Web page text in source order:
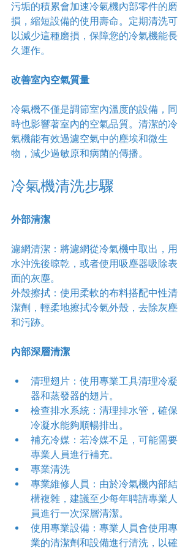
污垢的積累會加速冷氣機內部零件的磨
損，縮短設備的使用壽命。定期清洗可
以減少這種磨損，保障您的冷氣機能長
久運作。
改善室內空氣質量
冷氣機不僅是調節室內溫度的設備，同
時也影響著室內的空氣品質。清潔的冷
氣機能有效過濾空氣中的塵埃和微生
物，減少過敏原和病菌的傳播。
冷氣機清洗步驟
外部清潔
濾網清潔：將濾網從冷氣機中取出，用
水沖洗後晾乾，或者使用吸塵器吸除表
面的灰塵。
外殼擦拭：使用柔軟的布料搭配中性清
潔劑，輕柔地擦拭冷氣外殼，去除灰塵
和污跡。
內部深層清潔
清理翅片：使用專業工具清理冷凝
器和蒸發器的翅片。
檢查排水系統：清理排水管，確保
冷凝水能夠順暢排出。
補充冷媒：若冷媒不足，可能需要
專業人員進行補充。
專業清洗
專業維修人員：由於冷氣機內部結
構複雜，建議至少每年聘請專業人
員進行一次深層清潔。
使用專業設備：專業人員會使用專
業的清潔劑和設備進行清洗，以確